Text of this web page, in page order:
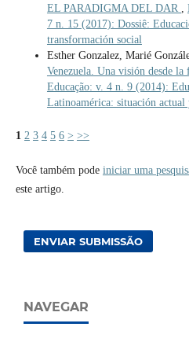
EL PARADIGMA DEL DAR ,
7 n. 15 (2017): Dossiê:
transformación social
Esther Gonzalez, Marié
Venezuela. Una visión desde la
Educação: v. 4 n. 9 (2014):
Latinoamérica: situación actual
1 2 3 4 5 6 > >>
Você também pode iniciar uma
este artigo.
ENVIAR SUBMISSÃO
NAVEGAR